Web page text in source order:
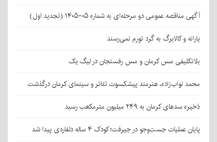
آگهی مناقصه عمومی دو مرحله‌ای به شماره ۰۵-۱۴۰۵ (تجدید اول)
یارانه و کالابرگ به گرد تورم نمی‌رسند
بلاتکلیفی مس کرمان و مس رفسنجان در لیگ یک
محمد نواب‌زاده، هنرمند پیشکسوت تئاتر و سینمای کرمان درگذشت
ذخیره سدهای کرمان به ۲۴۹ میلیون مترمکعب رسید
پایان عملیات جست‌وجو در جیرفت؛ کودک ۴ ساله دلفاردی پیدا شد